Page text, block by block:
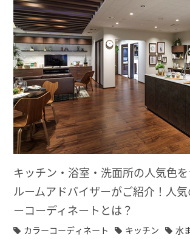
キッチン・浴室・洗面所の人気色
ルームアドバイザーがご紹介！人気
ーコーディネートとは？
カラーコーディネート キッチン
水